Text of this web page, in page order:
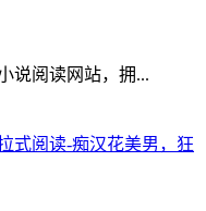
说阅读网站，拥...